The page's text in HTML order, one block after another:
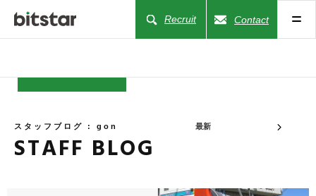
Recruit Contact
NEWS
COMPANY
スタッフブログ : gon
STAFF BLOG
最新